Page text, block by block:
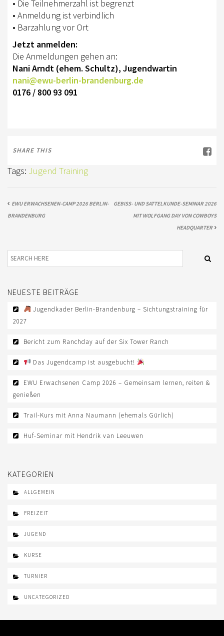
• Die Teilnehmerzahl ist begrenzt
• Anmeldung ist verbindlich
• Barzahlung vor Ort
Jetzt anmelden:
Die Anmeldungen gehen an:
Nani Arndt (ehem. Schultz), Jugendwartin
nani@ewu-berlin-brandenburg.de
0176 / 800 93 091
SHARE THIS
Tags: Jugend Training
EWU ERWACHSENEN-CAMP 2026 BERLIN-
BRANDENBURG
GEBISS- UND SATTELKUNDE-SEMINAR 2026
MIT WOLFGANG DAY VON COWBOYS
HEADQUARTER
NEUESTE BEITRÄGE
Jugendkader Berlin-Brandenburg – Sichtungstraining für
2027
Bericht zum Ranchday auf der Six Tower Ranch
Das Jugendcamp ist ausgebucht!
EWU Erwachsenen Camp 2026 – Gemeinsam lernen, reiten &
genießen
Trail-Kurs mit Anna Naumann (ehemals Gürlich)
Huf-Seminar mit Hendrik van Leeuwen
KATEGORIEN
ALLGEMEIN
FREIZEIT
JUGEND
KURSE
TURNIER
UNCATEGORIZED